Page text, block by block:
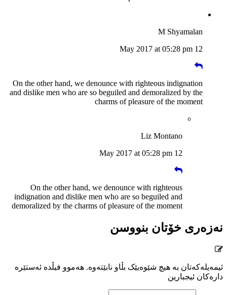
M Shyamalan
12 May 2017 at 05:28 pm
On the other hand, we denounce with righteous indignation
and dislike men who are so beguiled and demoralized by the
charms of pleasure of the moment
Liz Montano
12 May 2017 at 05:28 pm
On the other hand, we denounce with righteous
indignation and dislike men who are so beguiled and
demoralized by the charms of pleasure of the moment
نەزەری خۆتان بنووسن
ئیمەیلەکەتان بە هیچ شێوەیێک بڵاو نابێتەوە. هەموو فیڵدە ئەستێرە
دارەکان ئیجبارین